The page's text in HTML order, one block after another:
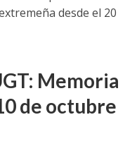
desde el 20
Memoria
de octubre